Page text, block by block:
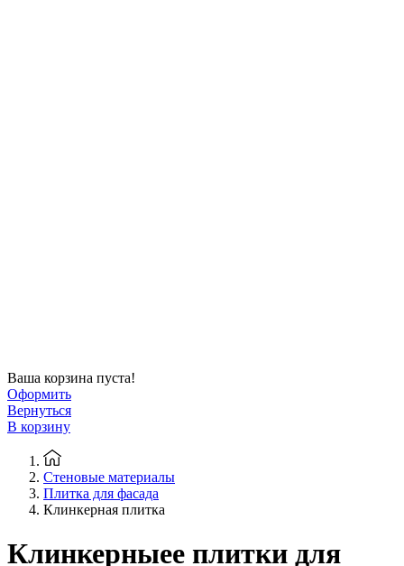
Ваша корзина пуста!
Оформить
Вернуться
В корзину
Стеновые материалы
Плитка для фасада
Клинкерная плитка
Клинкерныее плитки для